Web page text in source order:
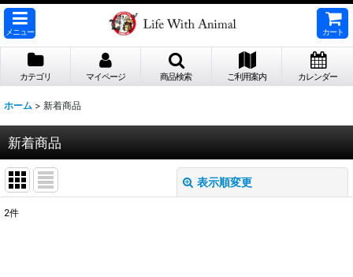
メニュー カート
カテゴリ マイページ 商品検索 ご利用案内 カレンダー
ホーム > 新着商品
新着商品
表示順変更
2件